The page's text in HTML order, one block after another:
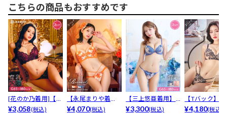
こちらの商品もおすすめです
[花のか乃着用]【G
HIサイズ】【3点...
¥3,058(税込)
【永尾まりや着
用】【Reinest】
¥4,070(税込)
【三上悠亜着用】
【3点セット】【G
¥3,300(税込)
【Tバック】
est】ディープ
¥4,180(税込)